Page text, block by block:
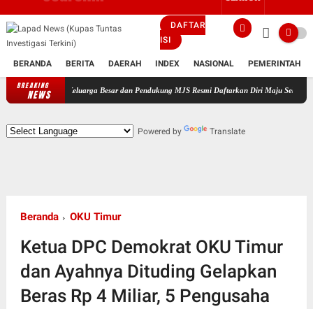
DAFTAR
ISI
BERANDA BERITA DAERAH INDEX NASIONAL PEMERINTAH
BREAKING
NEWS
Keluarga Besar dan Pendukung MJS Resmi Daftarkan Diri Maju Sebagai Calon
Powered by Translate
Beranda OKU Timur
Ketua DPC Demokrat OKU Timur
dan Ayahnya Dituding Gelapkan
Beras Rp 4 Miliar, 5 Pengusaha